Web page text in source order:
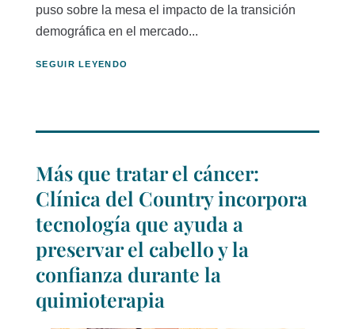
puso sobre la mesa el impacto de la transición
demográfica en el mercado...
SEGUIR LEYENDO
Más que tratar el cáncer:
Clínica del Country incorpora
tecnología que ayuda a
preservar el cabello y la
confianza durante la
quimioterapia